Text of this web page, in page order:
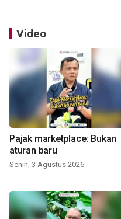
Video
Pajak marketplace: Bukan
aturan baru
Senin, 3 Agustus 2026